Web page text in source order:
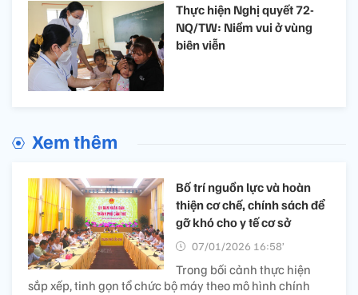
Thực hiện Nghị quyết 72-
NQ/TW: Niềm vui ở vùng
biên viễn
Xem thêm
Bố trí nguồn lực và hoàn
thiện cơ chế, chính sách để
gỡ khó cho y tế cơ sở
07/01/2026 16:58’
Trong bối cảnh thực hiện
sắp xếp, tinh gọn tổ chức bộ máy theo mô hình chính